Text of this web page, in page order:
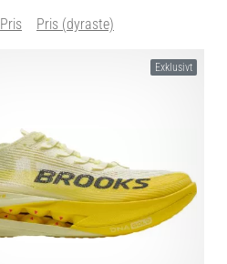
Pris Pris (dyraste)
Exklusivt